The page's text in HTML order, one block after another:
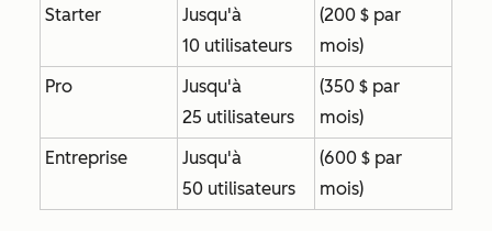
Starter
Jusqu'à
10 utilisateurs
(200 $ par
mois)
Pro
Jusqu'à
25 utilisateurs
(350 $ par
mois)
Entreprise
Jusqu'à
50 utilisateurs
(600 $ par
mois)